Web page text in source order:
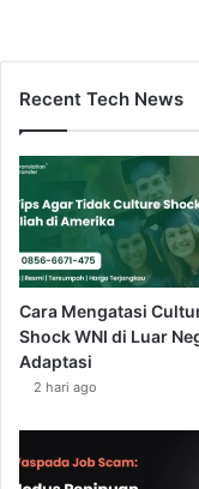
Recent Tech News
Cara Mengatasi
Shock WNI di Luar
Adaptasi
2 hari ago